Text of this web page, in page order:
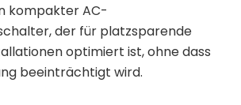
kompakter AC-
der für platzsparende
optimiert ist, ohne dass
beeinträchtigt wird.